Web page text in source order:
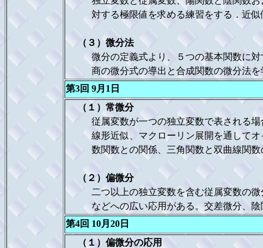
対する極限値を求める練習をする．近似
（３）微分法
微分の定義式より、５つの基本関数に対
商の微分式の導出と合成関数の微分法を
第3回 9月1日
（１）常微分
従属変数が一つの独立変数で表される場
線形近似、マクローリン展開を通してオ
数関数との関係、三角関数と双曲線関数
（２）偏微分
二つ以上の独立変数を含む従属変数の微
などへの広い応用がある。交差微分、陰
第4回 10月20日
（１）偏微分の応用